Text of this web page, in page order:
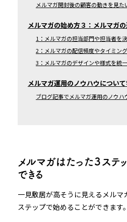
メルマガ開封後の顧客の動きを見
メルマガの始め方３：メルマガ
1：メルマガの担当部門や担当者を
2：メルマガの配信頻度やタイミン
3：メルマガのデザインや様式を統
メルマガ運用のノウハウについ
ブログ記事でメルマガ運用のノウハ
メルマガはたった３ステ
できる
一見敷居が高そうに見えるメルマ
ステップで始めることができます。